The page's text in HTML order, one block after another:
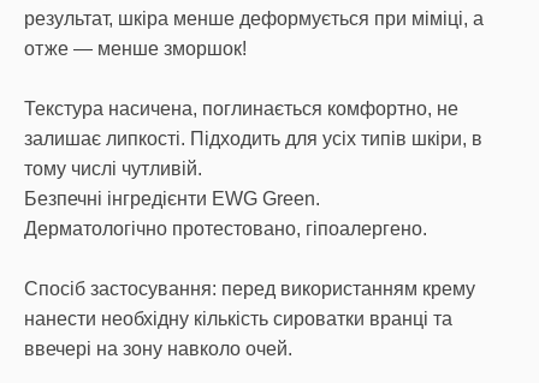
результат, шкіра менше деформується при міміці, а
отже — менше зморшок!
Текстура насичена, поглинається комфортно, не
залишає липкості. Підходить для усіх типів шкіри, в
тому числі чутливій.
Безпечні інгредієнти EWG Green.
Дерматологічно протестовано, гіпоалергено.
Спосіб застосування: перед використанням крему
нанести необхідну кількість сироватки вранці та
ввечері на зону навколо очей.